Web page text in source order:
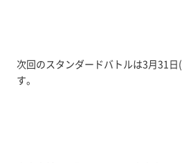
次回のスタンダードバトルは3月31
す。